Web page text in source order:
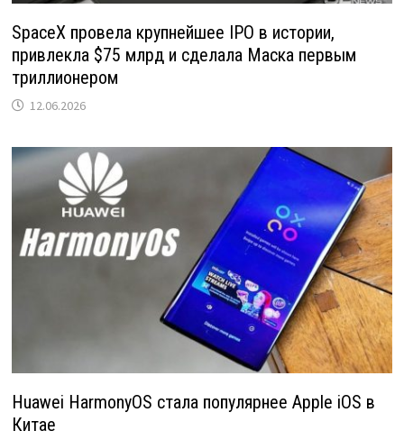
SpaceX провела крупнейшее IPO в истории,
привлекла $75 млрд и сделала Маска первым
триллионером
12.06.2026
Huawei HarmonyOS стала популярнее Apple iOS в
Китае